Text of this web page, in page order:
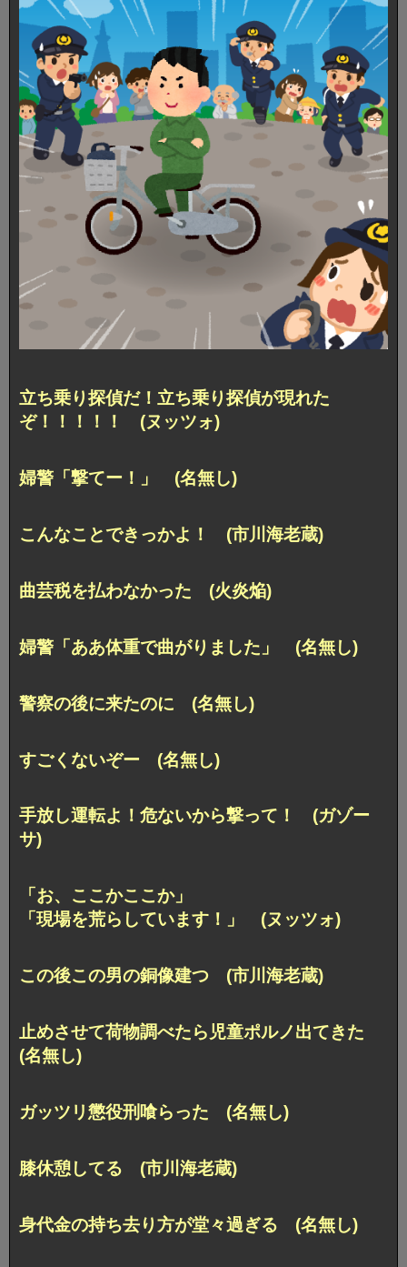
立ち乗り探偵だ！立ち乗り探偵が現れた
ぞ！！！！！ (ヌッツォ)
婦警「撃てー！」 (名無し)
こんなことできっかよ！ (市川海老蔵)
曲芸税を払わなかった (火炎焔)
婦警「ああ体重で曲がりました」 (名無し)
警察の後に来たのに (名無し)
すごくないぞー (名無し)
手放し運転よ！危ないから撃って！ (ガゾー
サ)
「お、ここかここか」
「現場を荒らしています！」 (ヌッツォ)
この後この男の銅像建つ (市川海老蔵)
止めさせて荷物調べたら児童ポルノ出てきた
(名無し)
ガッツリ懲役刑喰らった (名無し)
膝休憩してる (市川海老蔵)
身代金の持ち去り方が堂々過ぎる (名無し)